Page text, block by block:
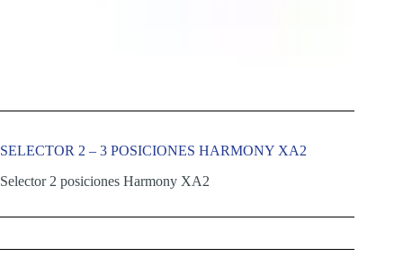
SELECTOR 2 – 3 POSICIONES HARMONY XA2
Selector 2 posiciones Harmony XA2